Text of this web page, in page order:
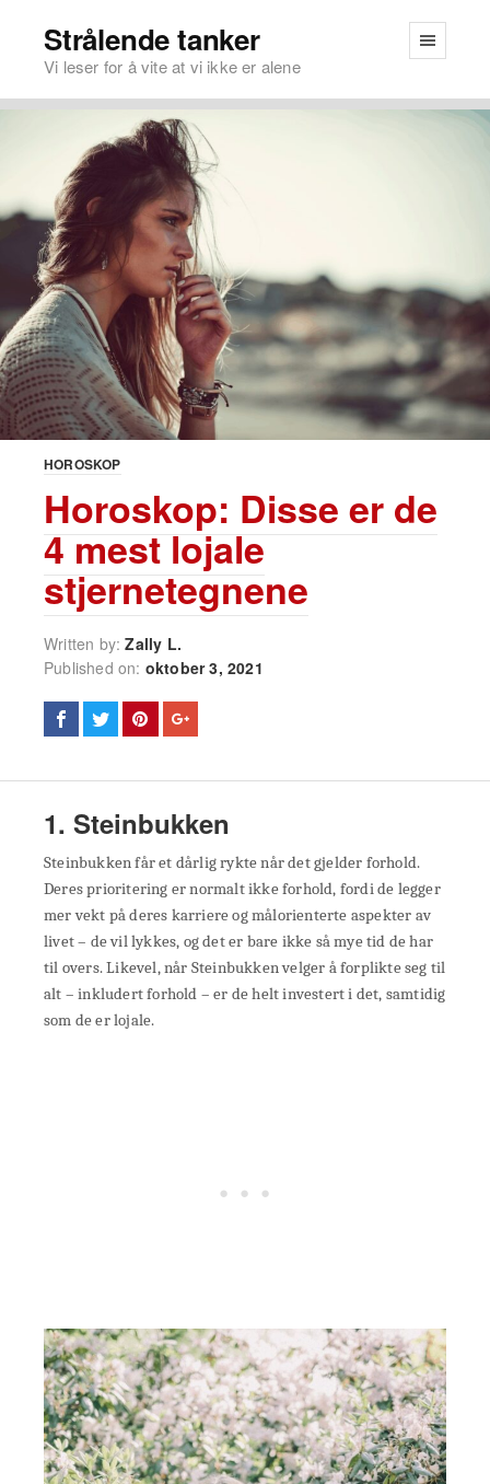
Strålende tanker
Vi leser for å vite at vi ikke er alene
HOROSKOP
Horoskop: Disse er de
4 mest lojale
stjernetegnene
Written by:Zally L.
Published on: oktober 3, 2021
1. Steinbukken
Steinbukken får et dårlig rykte når det gjelder forhold.
Deres prioritering er normalt ikke forhold, fordi de legger
mer vekt på deres karriere og målorienterte aspekter av
livet – de vil lykkes, og det er bare ikke så mye tid de har
til overs. Likevel, når Steinbukken velger å forplikte seg til
alt – inkludert forhold – er de helt investert i det, samtidig
som de er lojale.